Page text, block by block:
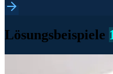
Lösungsbeispiele